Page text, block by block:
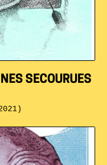
SECOURUES